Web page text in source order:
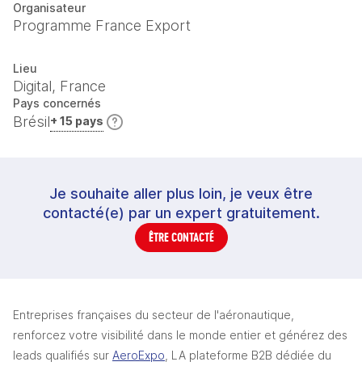
Organisateur
Programme France Export
Lieu
Digital, France
Pays concernés
Brésil+ 15 pays
Je souhaite aller plus loin, je veux être
contacté(e) par un expert gratuitement.
ÊTRE CONTACTÉ
Entreprises françaises du secteur de l'aéronautique,
renforcez votre visibilité dans le monde entier et générez des
leads qualifiés sur AeroExpo , LA plateforme B2B dédiée du